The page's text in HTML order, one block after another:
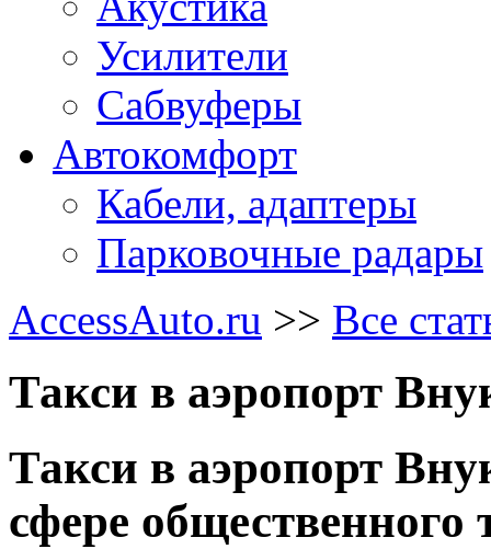
Усилители
Сабвуферы
Автокомфорт
Кабели, адаптеры
Парковочные радары
AccessAuto.ru >> Все
Такси в аэропорт
Такси в аэропорт
сфере общественного